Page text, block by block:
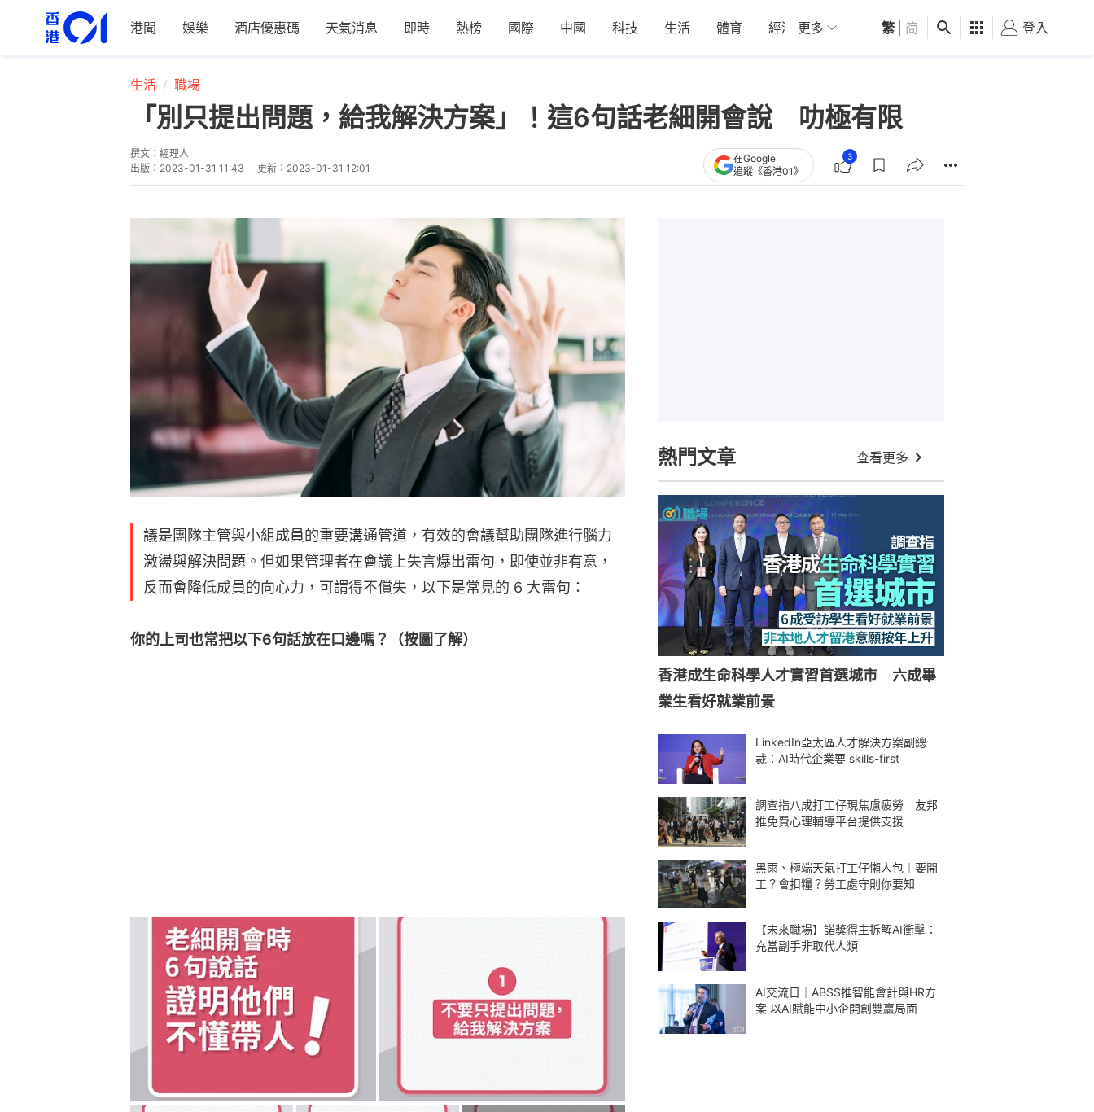
港聞 娛樂 酒店優惠碼 天氣消息 即時 熱榜 國際 中國 科技 生活 體育 經濟 01深圳 觀點 健康 好食玩飛
更多 繁 简 登入
生活 職場
「別只提出問題，給我解決方案」！這6句話老細開會說 叻極有限
撰文： 經理人
出版： 2023-01-31 11:43 更新： 2023-01-31 12:01
在Google
追蹤《香港01》
3
議是團隊主管與小組成員的重要溝通管道，有效的會議幫助團隊進行腦力
激盪與解決問題。但如果管理者在會議上失言爆出雷句，即使並非有意，
反而會降低成員的向心力，可謂得不償失，以下是常見的 6 大雷句：
你的上司也常把以下6句話放在口邊嗎？（按圖了解）
熱門文章 查看更多
香港成生命科學人才實習首選城市 六成畢
業生看好就業前景
LinkedIn亞太區人才解決方案副總
裁：AI時代企業要 skills-first
調查指八成打工仔現焦慮疲勞 友邦
推免費心理輔導平台提供支援
黑雨、極端天氣打工仔懶人包︱要開
工？會扣糧？勞工處守則你要知
【未來職場】諾獎得主拆解AI衝擊：
充當副手非取代人類
AI交流日｜ABSS推智能會計與HR方
案 以AI賦能中小企開創雙贏局面